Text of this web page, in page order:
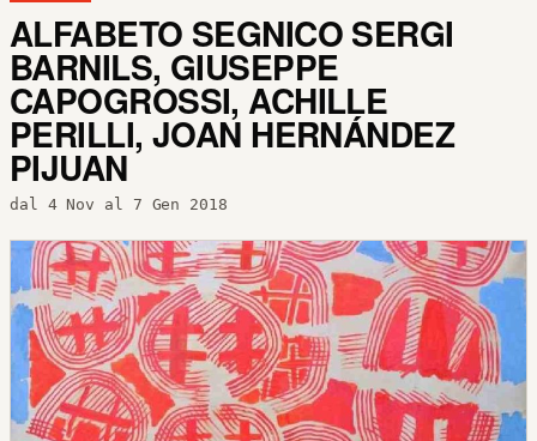
ALFABETO SEGNICO SERGI
BARNILS, GIUSEPPE
CAPOGROSSI, ACHILLE
PERILLI, JOAN HERNÁNDEZ
PIJUAN
dal 4 Nov al 7 Gen 2018